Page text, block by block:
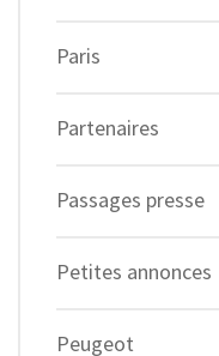
Paris
Partenaires
Passages presse
Petites annonces
Peugeot